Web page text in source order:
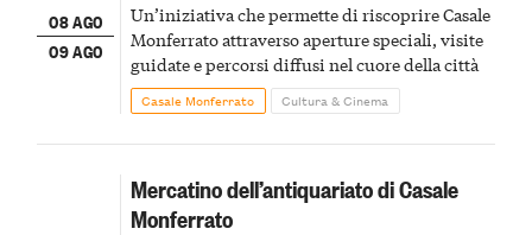
08 AGO
09 AGO
Un’iniziativa che permette di riscoprire Casale
Monferrato attraverso aperture speciali, visite
guidate e percorsi diffusi nel cuore della città
Casale Monferrato Cultura & Cinema
Mercatino dell’antiquariato di Casale
Monferrato